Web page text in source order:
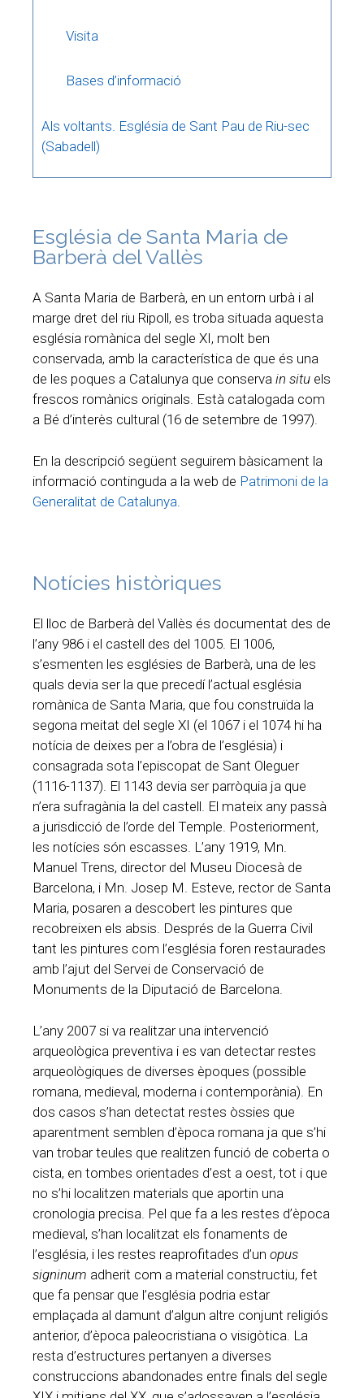
Visita
Bases d’informació
Als voltants. Església de Sant Pau de Riu-sec
(Sabadell)
Església de Santa Maria de
Barberà del Vallès
A Santa Maria de Barberà, en un entorn urbà i al
marge dret del riu Ripoll, es troba situada aquesta
església romànica del segle XI, molt ben
conservada, amb la característica de que és una
de les poques a Catalunya que conserva in situ els
frescos romànics originals. Està catalogada com
a Bé d’interès cultural (16 de setembre de 1997).
En la descripció següent seguirem bàsicament la
informació continguda a la web de Patrimoni de la
Generalitat de Catalunya
Notícies històriques
El lloc de Barberà del Vallès és documentat des de
l’any 986 i el castell des del 1005. El 1006,
s’esmenten les esglésies de Barberà, una de les
quals devia ser la que precedí l’actual església
romànica de Santa Maria, que fou construïda la
segona meitat del segle XI (el 1067 i el 1074 hi ha
notícia de deixes per a l’obra de l’església) i
consagrada sota l’episcopat de Sant Oleguer
(1116-1137). El 1143 devia ser parròquia ja que
n’era sufragània la del castell. El mateix any passà
a jurisdicció de l’orde del Temple. Posteriorment,
les notícies són escasses. L’any 1919, Mn.
Manuel Trens, director del Museu Diocesà de
Barcelona, i Mn. Josep M. Esteve, rector de Santa
Maria, posaren a descobert les pintures que
recobreixen els absis. Després de la Guerra Civil
tant les pintures com l’església foren restaurades
amb l’ajut del Servei de Conservació de
Monuments de la Diputació de Barcelona.
L’any 2007 si va realitzar una intervenció
arqueològica preventiva i es van detectar restes
arqueològiques de diverses èpoques (possible
romana, medieval, moderna i contemporània). En
dos casos s’han detectat restes òssies que
aparentment semblen d’època romana ja que s’hi
van trobar teules que realitzen funció de coberta o
cista, en tombes orientades d’est a oest, tot i que
no s’hi localitzen materials que aportin una
cronologia precisa. Pel que fa a les restes d’època
medieval, s’han localitzat els fonaments de
l’església, i les restes reaprofitades d’un opus
signinum adherit com a material constructiu, fet
que fa pensar que l’església podria estar
emplaçada al damunt d’algun altre conjunt religiós
anterior, d’època paleocristiana o visigòtica. La
resta d’estructures pertanyen a diverses
construccions abandonades entre finals del segle